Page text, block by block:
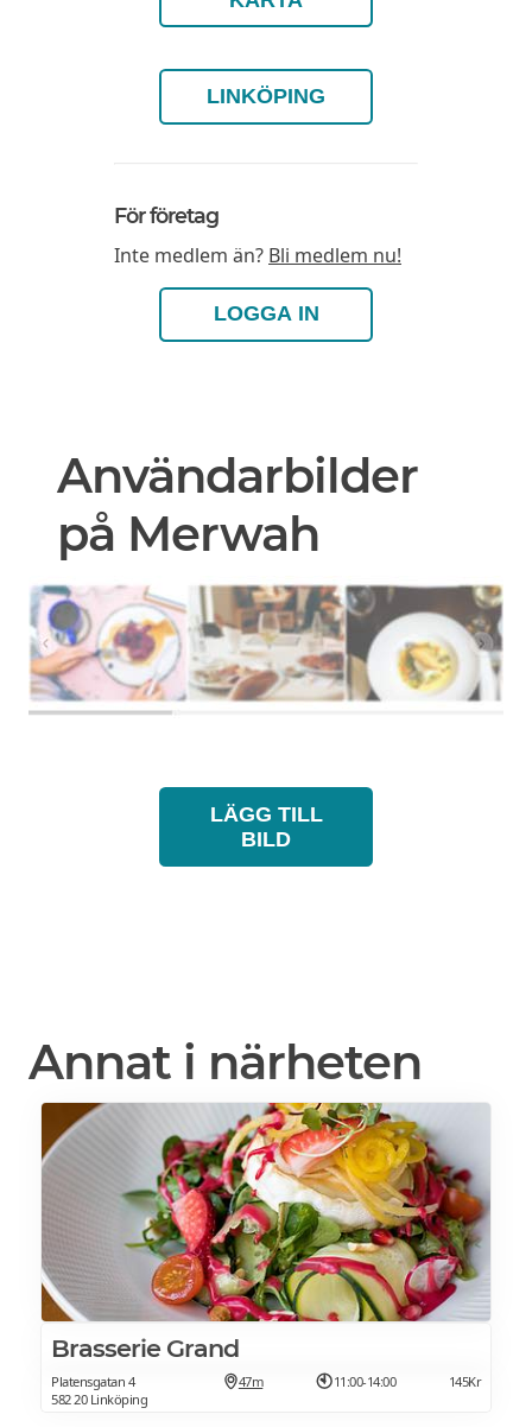
LINKÖPING
För företag
Inte medlem än? Bli medlem nu!
LOGGA IN
Användarbilder
på Merwah
LÄGG TILL
BILD
Annat i närheten
Brasserie Grand
Platensgatan 4
582 20 Linköping
47m 11:00-14:00 145Kr